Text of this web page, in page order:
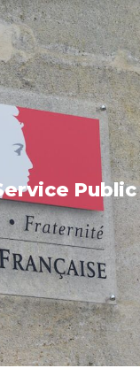
Public